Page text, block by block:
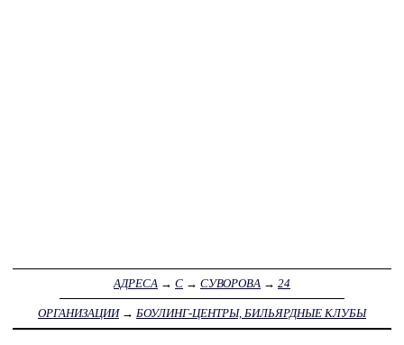
АДРЕСА → С → СУВОРОВА → 24
ОРГАНИЗАЦИИ→ БОУЛИНГ-ЦЕНТРЫ, БИЛЬЯРДНЫЕ КЛУБЫ